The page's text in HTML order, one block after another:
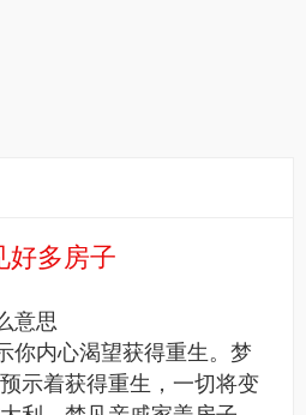
好多房子
意思
你内心渴望获得重生。梦
示着获得重生，一切将变